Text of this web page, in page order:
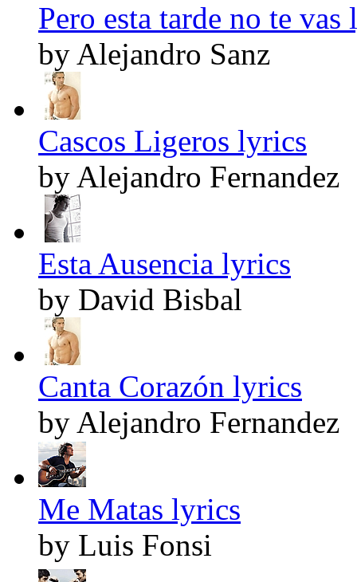
Pero esta tarde no te vas
by Alejandro Sanz
Cascos Ligeros lyrics
by Alejandro Fernandez
Esta Ausencia lyrics
by David Bisbal
Canta Corazón lyrics
by Alejandro Fernandez
Me Matas lyrics
by Luis Fonsi